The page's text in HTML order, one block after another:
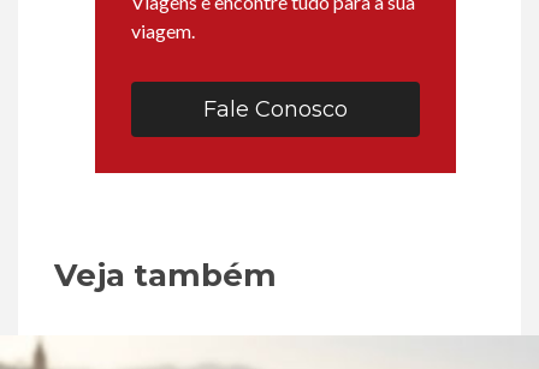
viagem.
Fale Conosco
Veja também